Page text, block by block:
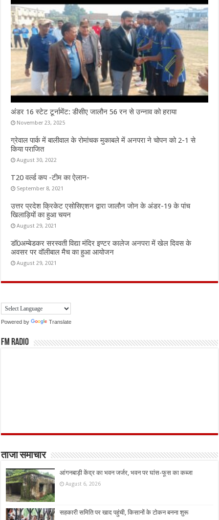
अंडर 16 स्टेट टूर्नामेंट: डीसीए जालौन 56 रन से उन्नाव को हराया
November 23, 2025
ग्रेवाल पार्क में बालीवाल के रोमांचक मुकाबले में अनपरा ने चोपन को 2-1 से
किया पराजित
August 30, 2022
T20 वर्ल्ड कप -टीम का ऐलान-
September 8, 2021
उत्तर प्रदेश क्रिकेट एसोसिएशन द्वारा जालौन जोन के अंडर-19 के पांच
खिलाड़ियों का हुआ चयन
August 29, 2021
डॉ0अम्बेडकर सरस्वती विद्या मंदिर इण्टर कालेज अनपरा में खेल दिवस के
अवसर पर वॉलीबाल मैच का हुआ आयोजन
August 29, 2021
Powered by Translate
FM Radio
ताजा समाचार
आंगनबाड़ी केंद्र का भवन जर्जर, भवन पर घांस-फूस का कब्जा
August 6, 2026
सहकारी समिति पर खाद पहुंची, किसानों के टोकन बनना शुरू